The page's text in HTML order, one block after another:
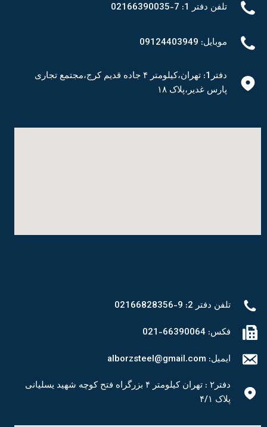
تلفن دفتر 1: 7-02166390035
موبایل: 09124403949
دفتر1: تهران،کیلومتر ۴ جاده قدیم کرج،مجتمع تجاری
پارس غدیر،پلاک ۱۸
تلفن دفتر 2: 9-02166828356
فکس: 66390064-021
ایمیل: alborzsteel@gmail.com
دفتر۲ : تهران کیلومتر ۴ بزرگراه فتح کوچه شهید یسلیانی
پلاک ۴/۱